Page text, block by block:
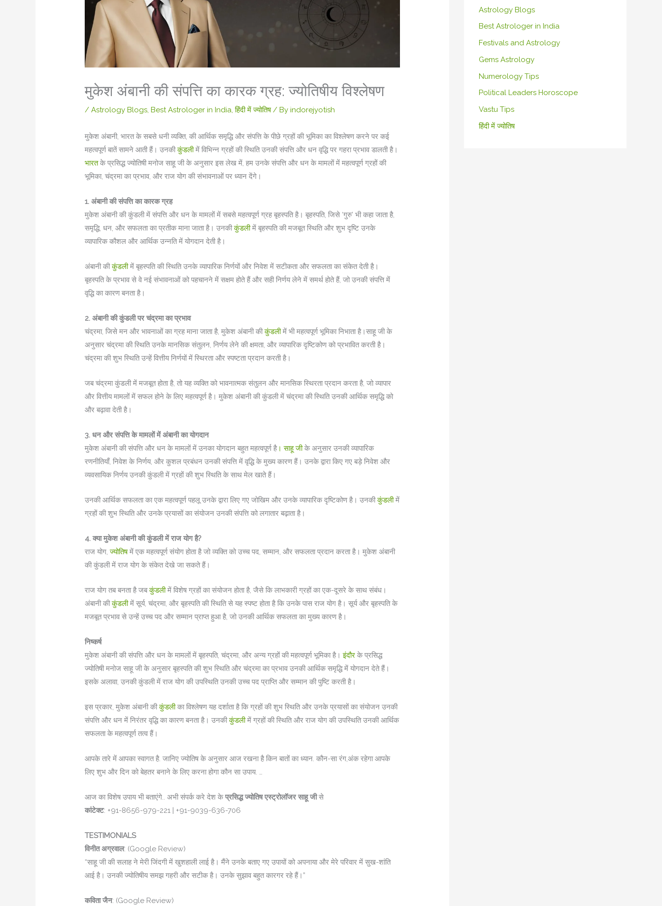
मुकेश अंबानी की संपत्ति का कारक ग्रह: ज्योतिषीय विश्लेषण
/Astrology Blogs,Best Astrologer in India,हिंदी में ज्योतिष/ Byindorejyotish
मुकेश अंबानी, भारत के सबसे धनी व्यक्ति, की आर्थिक समृद्धि और संपत्ति के पीछे ग्रहों की भूमिका का विश्लेषण करने पर कई
महत्वपूर्ण बातें सामने आती हैं। उनकीकुंडलीमें विभिन्न ग्रहों की स्थिति उनकी संपत्ति और धन वृद्धि पर गहरा प्रभाव डालती है।
भारतके प्रसिद्ध ज्योतिषी मनोज साहू जी के अनुसार इस लेख में, हम उनके संपत्ति और धन के मामलों में महत्वपूर्ण ग्रहों की
भूमिका, चंद्रमा का प्रभाव, और राज योग की संभावनाओं पर ध्यान देंगे।
1. अंबानी की संपत्ति का कारक ग्रह
मुकेश अंबानी की कुंडली में संपत्ति और धन के मामलों में सबसे महत्वपूर्ण ग्रह बृहस्पति है। बृहस्पति, जिसे ‘गुरु’ भी कहा जाता है,
समृद्धि, धन, और सफलता का प्रतीक माना जाता है। उनकीकुंडलीमें बृहस्पति की मजबूत स्थिति और शुभ दृष्टि उनके
व्यापारिक कौशल और आर्थिक उन्नति में योगदान देती है।
अंबानी कीकुंडलीमें बृहस्पति की स्थिति उनके व्यापारिक निर्णयों और निवेश में सटीकता और सफलता का संकेत देती है।
बृहस्पति के प्रभाव से वे नई संभावनाओं को पहचानने में सक्षम होते हैं और सही निर्णय लेने में समर्थ होते हैं, जो उनकी संपत्ति में
वृद्धि का कारण बनता है।
2. अंबानी की कुंडली पर चंद्रमा का प्रभाव
चंद्रमा, जिसे मन और भावनाओं का ग्रह माना जाता है, मुकेश अंबानी कीकुंडलीमें भी महत्वपूर्ण भूमिका निभाता है।साहू जी के
अनुसार चंद्रमा की स्थिति उनके मानसिक संतुलन, निर्णय लेने की क्षमता, और व्यापारिक दृष्टिकोण को प्रभावित करती है।
चंद्रमा की शुभ स्थिति उन्हें वित्तीय निर्णयों में स्थिरता और स्पष्टता प्रदान करती है।
जब चंद्रमा कुंडली में मजबूत होता है, तो यह व्यक्ति को भावनात्मक संतुलन और मानसिक स्थिरता प्रदान करता है, जो व्यापार
और वित्तीय मामलों में सफल होने के लिए महत्वपूर्ण है। मुकेश अंबानी की कुंडली में चंद्रमा की स्थिति उनकी आर्थिक समृद्धि को
और बढ़ावा देती है।
3. धन और संपत्ति के मामलों में अंबानी का योगदान
मुकेश अंबानी की संपत्ति और धन के मामलों में उनका योगदान बहुत महत्वपूर्ण है। साहू जीके अनुसार उनकी व्यापारिक
रणनीतियाँ, निवेश के निर्णय, और कुशल प्रबंधन उनकी संपत्ति में वृद्धि के मुख्य कारण हैं। उनके द्वारा किए गए बड़े निवेश और
व्यवसायिक निर्णय उनकी कुंडली में ग्रहों की शुभ स्थिति के साथ मेल खाते हैं।
उनकी आर्थिक सफलता का एक महत्वपूर्ण पहलू उनके द्वारा लिए गए जोखिम और उनके व्यापारिक दृष्टिकोण है। उनकीकुंडलीमें
ग्रहों की शुभ स्थिति और उनके प्रयासों का संयोजन उनकी संपत्ति को लगातार बढ़ाता है।
4. क्या मुकेश अंबानी की कुंडली में राज योग है?
राज योग, ज्योतिषमें एक महत्वपूर्ण संयोग होता है जो व्यक्ति को उच्च पद, सम्मान, और सफलता प्रदान करता है। मुकेश अंबानी
की कुंडली में राज योग के संकेत देखे जा सकते हैं।
राज योग तब बनता है जबकुंडलीमें विशेष ग्रहों का संयोजन होता है, जैसे कि लाभकारी ग्रहों का एक-दूसरे के साथ संबंध।
अंबानी कीकुंडलीमें सूर्य, चंद्रमा, और बृहस्पति की स्थिति से यह स्पष्ट होता है कि उनके पास राज योग है। सूर्य और बृहस्पति के
मजबूत प्रभाव से उन्हें उच्च पद और सम्मान प्राप्त हुआ है, जो उनकी आर्थिक सफलता का मुख्य कारण है।
निष्कर्ष
मुकेश अंबानी की संपत्ति और धन के मामलों में बृहस्पति, चंद्रमा, और अन्य ग्रहों की महत्वपूर्ण भूमिका है।इंदौर के प्रसिद्ध
ज्योतिषी मनोज साहू जी के अनुसार बृहस्पति की शुभ स्थिति और चंद्रमा का प्रभाव उनकी आर्थिक समृद्धि में योगदान देते हैं।
इसके अलावा, उनकी कुंडली में राज योग की उपस्थिति उनकी उच्च पद प्राप्ति और सम्मान की पुष्टि करती है।
इस प्रकार, मुकेश अंबानी कीकुंडलीका विश्लेषण यह दर्शाता है कि ग्रहों की शुभ स्थिति और उनके प्रयासों का संयोजन उनकी
संपत्ति और धन में निरंतर वृद्धि का कारण बनता है। उनकीकुंडलीमें ग्रहों की स्थिति और राज योग की उपस्थिति उनकी आर्थिक
सफलता के महत्वपूर्ण तत्व हैं।
आपके तारे में आपका स्वागत है. जान‍िए ज्योतिष के अनुसार आज रखना है क‍िन बातों का ध्यान. कौन-सा रंग,अंक रहेगा आपके
ल‍िए शुभ और द‍िन को बेहतर बनाने के ल‍िए करना होगा कौन सा उपाय. …
आज का विशेष उपाय भी बताएंगे.. अभी संपर्क करे देश केप्रसिद्ध ज्योतिष एस्ट्रोलॉजर साहू जीसे
कांटेक्ट: +91-8656-979-221 | +91-9039-636-706
TESTIMONIALS
विनीत अग्रवाल: (Google Review)
“साहू जी की सलाह ने मेरी जिंदगी में खुशहाली लाई है। मैंने उनके बताए गए उपायों को अपनाया और मेरे परिवार में सुख-शांति
आई है। उनकी ज्योतिषीय समझ गहरी और सटीक है। उनके सुझाव बहुत कारगर रहे हैं।”
कविता जैन: (Google Review)
Astrology Blogs
Best Astrologer in India
Festivals and Astrology
Gems Astrology
Numerology Tips
Political Leaders Horoscope
Vastu Tips
हिंदी में ज्योतिष